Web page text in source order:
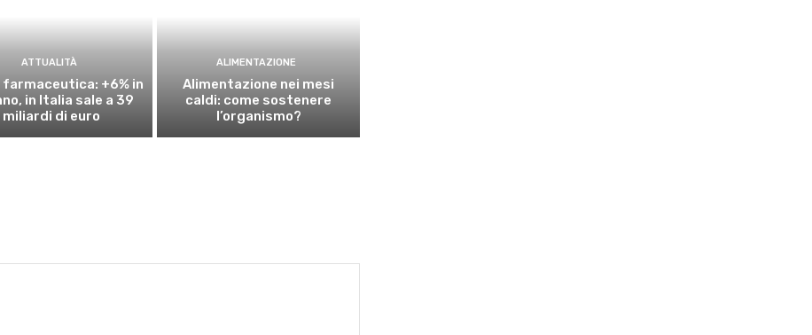
ATTUALITÀ
farmaceutica: +6% in
in Italia sale a 39
miliardi di euro
ALIMENTAZIONE
Alimentazione nei mesi
caldi: come sostenere
l’organismo?